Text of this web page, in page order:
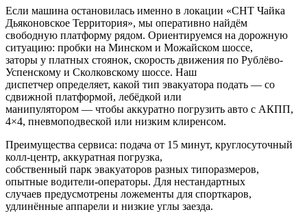
Если машина остановилась именно в локации «СНТ Чайка
Дьяконовское Территория», мы оперативно найдём
свободную платформу рядом. Ориентируемся на дорожную
ситуацию: пробки на Минском и Можайском шоссе,
заторы у платных стоянок, скорость движения по Рублёво-
Успенскому и Сколковскому шоссе. Наш
диспетчер определяет, какой тип эвакуатора подать — со
сдвижной платформой, лебёдкой или
манипулятором — чтобы аккуратно погрузить авто с АКПП,
4×4, пневмоподвеской или низким клиренсом.
Преимущества сервиса: подача от 15 минут, круглосуточный
колл‑центр, аккуратная погрузка,
собственный парк эвакуаторов разных типоразмеров,
опытные водители-операторы. Для нестандартных
случаев предусмотрены ложементы для спорткаров,
удлинённые аппарели и низкие углы заезда.